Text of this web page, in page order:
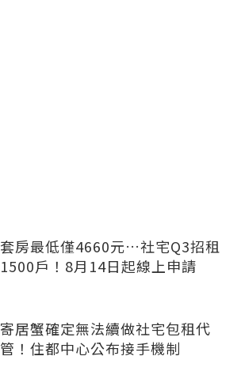
套房最低僅4660元…社宅Q3招租
1500戶！8月14日起線上申請
寄居蟹確定無法續做社宅包租代
管！住都中心公布接手機制